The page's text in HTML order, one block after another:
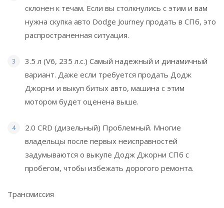
склонен к течам. Если вы столкнулись с этим и вам
нужна скупка авто Dodge Journey продать в СПб, это
распространенная ситуация.
3.5 л (V6, 235 л.с.) Самый надежный и динамичный
вариант. Даже если требуется продать Додж
Джорни и выкуп битых авто, машина с этим
мотором будет оценена выше.
2.0 CRD (дизельный) Проблемный. Многие
владельцы после первых неисправностей
задумываются о выкупе Додж Джорни СПб с
пробегом, чтобы избежать дорогого ремонта.
Трансмиссия